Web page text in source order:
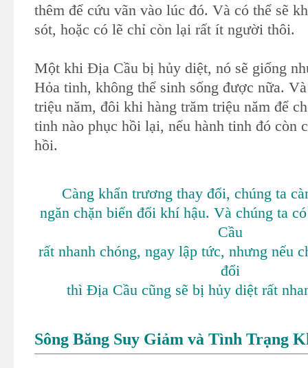
thêm để cứu vãn vào lúc đó. Và có thể sẽ
sót, hoặc có lẽ chỉ còn lại rất ít người thôi.
Một khi Địa Cầu bị hủy diệt, nó sẽ giống
Hỏa tinh, không thể sinh sống được nữa.
triệu năm, đôi khi hàng trăm triệu năm để
tinh nào phục hồi lại, nếu hành tinh đó còn
hồi.
Càng khẩn trương thay đổi, chúng ta
ngăn chặn biến đổi khí hậu. Và chúng ta
Cầu
rất nhanh chóng, ngay lập tức, nhưng nếu
đổi
thì Địa Cầu cũng sẽ bị hủy diệt rất
Sông Băng Suy Giảm và Tình Trạng